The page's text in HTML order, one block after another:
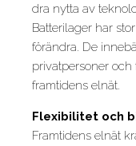
dra nytta av
Batterilager har
förändra. De
privatpersoner
framtidens elnät.
Flexibilitet och
Framtidens elnät